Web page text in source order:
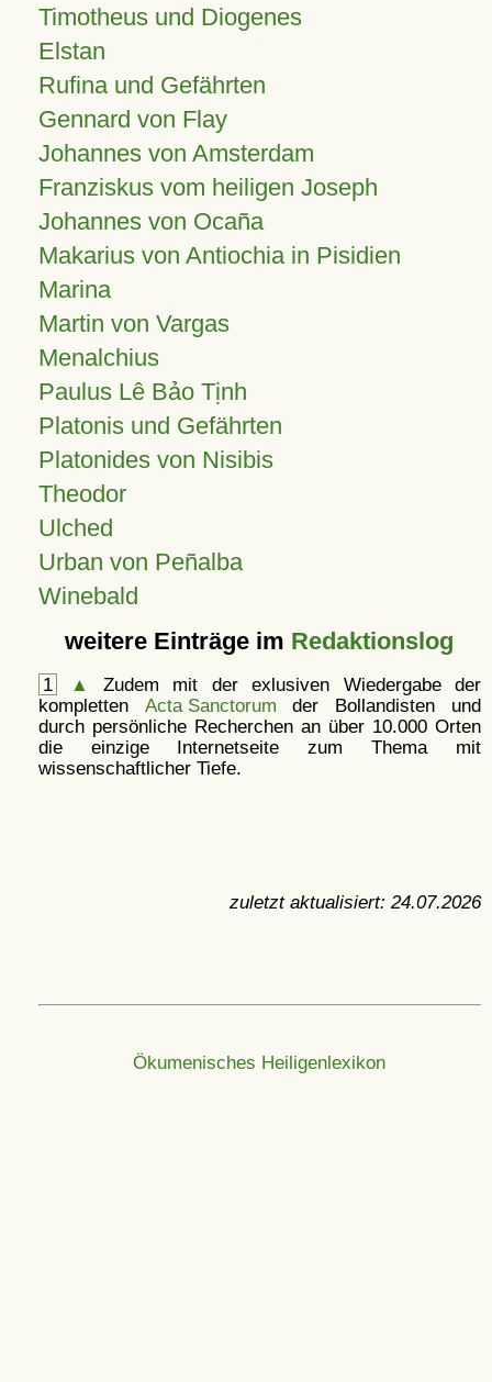
Timotheus und Diogenes
Elstan
Rufina und Gefährten
Gennard von Flay
Johannes von Amsterdam
Franziskus vom heiligen Joseph
Johannes von Ocaña
Makarius von Antiochia in Pisidien
Marina
Martin von Vargas
Menalchius
Paulus Lê Bảo Tịnh
Platonis und Gefährten
Platonides von Nisibis
Theodor
Ulched
Urban von Peñalba
Winebald
weitere Einträge im Redaktionslog
1 ▲
Zudem mit der exlusiven Wiedergabe der
kompletten Acta Sanctorum der Bollandisten und
durch persönliche Recherchen an über 10.000 Orten
die einzige Internetseite zum Thema mit
wissenschaftlicher Tiefe.
zuletzt aktualisiert: 24.07.2026
Ökumenisches Heiligenlexikon